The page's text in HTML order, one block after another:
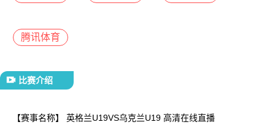
腾讯体育
比赛介绍
【赛事名称】 英格兰U19VS乌克兰U19 高清在线直播